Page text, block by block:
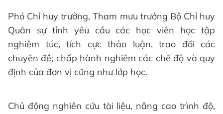
Phó Chỉ huy trưởng, Tham mưu trưởng Bộ Chỉ huy
Quân sự tỉnh yêu cầu các học viên học tập
nghiêm túc, tích cực thảo luận, trao đổi các
chuyên đề; chấp hành nghiêm các chế độ và quy
định của đơn vị cũng như lớp học.
Chủ động nghiên cứu tài liệu, nâng cao trình độ,